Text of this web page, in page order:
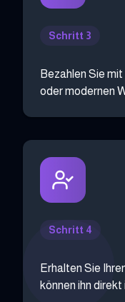
Schritt 3
Bezahlen Sie
oder modernen
Schritt 4
Erhalten Sie
können ihn